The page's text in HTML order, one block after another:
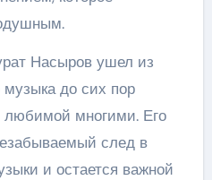
Насыров ушел из
до сих пор
любимой многими. Его
след в
и остается важной